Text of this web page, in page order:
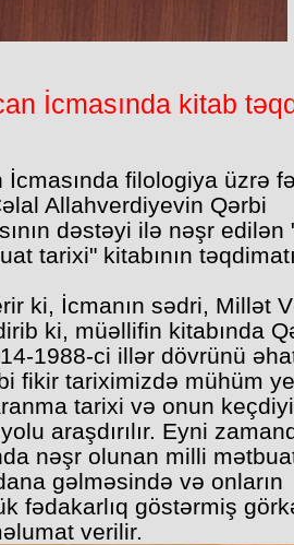
İcmasında kitab
İcmasında filologiya üzrə
Allahverdiyevin Qərbi
dəstəyi ilə nəşr edilən
tarixi" kitabının
ki, İcmanın sədri, Millət
ki, müəllifin kitabında
1988-ci illər dövrünü
fikir tariximizdə mühüm
tarixi və onun keçdiyi
araşdırılır. Eyni
nəşr olunan milli
gəlməsində və onların
fədakarlıq göstərmiş
verilir.